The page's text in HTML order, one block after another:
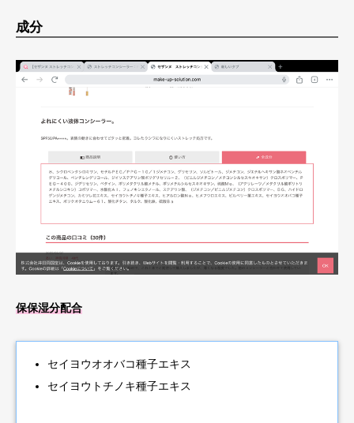
成分
保保湿分配合
セイヨウオオバコ種子エキス
セイヨウトチノキ種子エキス